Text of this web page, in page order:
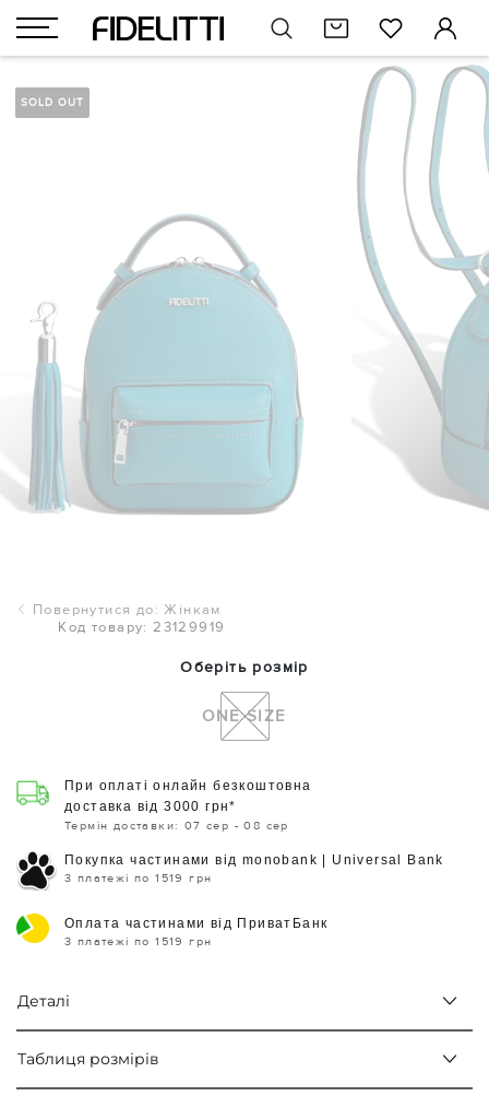
SOLD OUT
Повернутися до: Жінкам
Код товару: 23129919
Оберіть розмір
ONE SIZE
При оплаті онлайн безкоштовна
доставка від 3000 грн*
Термін доставки: 07 сер - 08 сер
Покупка частинами від monobank | Universal Bank
3 платежі по 1519 грн
Оплата частинами від ПриватБанк
3 платежі по 1519 грн
Деталі
Таблиця розмірів